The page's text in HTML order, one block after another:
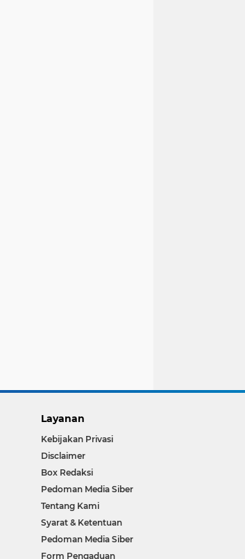
Layanan
Kebijakan Privasi
Disclaimer
Box Redaksi
Pedoman Media Siber
Tentang Kami
Syarat & Ketentuan
Pedoman Media Siber
Form Pengaduan